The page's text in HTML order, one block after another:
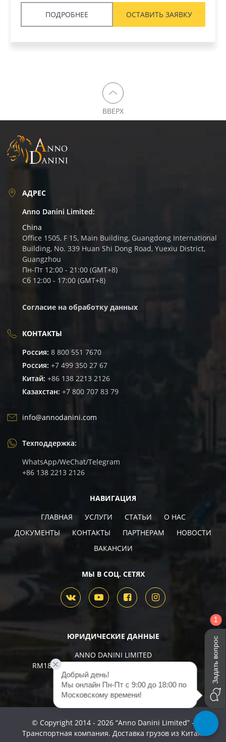
ПОДРОБНЕЕ ОСТАВИТЬ ЗАЯВКУ
ВВЕРХ
АДРЕС
Anno Danini Limited:
China
Office 1505, F 15, Main Building, Guangdong International
Building, No. 339 Huan Shi Dong Road, Yuexiu District,
Guangzhou
Пн-Пт 12:00 - 21:00 (GMT+8)
Сб 12:00 - 17:00 (GMT+8)
Согласие на обработку данных
КОНТАКТЫ
Россия: 8 800 551 7670
Россия: +7 499 350 27 67
Китай: +86 138 2213 2126
Казахстан: +7 800 707 83 79
info@annodanini.com
Техподдержка:
WhatsApp/WeChat/Telegram
+86 138 2213 2126
НАВИГАЦИЯ
ГЛАВНАЯ
УСЛУГИ СТАТЬИ
О НАС
ДОКУМЕНТЫ
КОНТАКТЫ ПАРТНЕРАМ
НОВОСТИ
ВАКАНCИИ
МЫ В СОЦ. СЕТЯХ
ЮРИДИЧЕСКИЕ ДАННЫЕ
ANNO DANINI LIMITED
RM18S, 27/F, HoKingComm CTR, 2-16 Fayuen ST,
MongkokKowloon,
HongKong, 574576
© Copyright 2014 - 2026 “Anno Danini Limited” -
Транспортная компания. Доставка грузов из Китая.
Добрый день!
Мы онлайн Пн-Пт с 9:00 до 18:00 по
Московскому времени!
1
Задать вопрос